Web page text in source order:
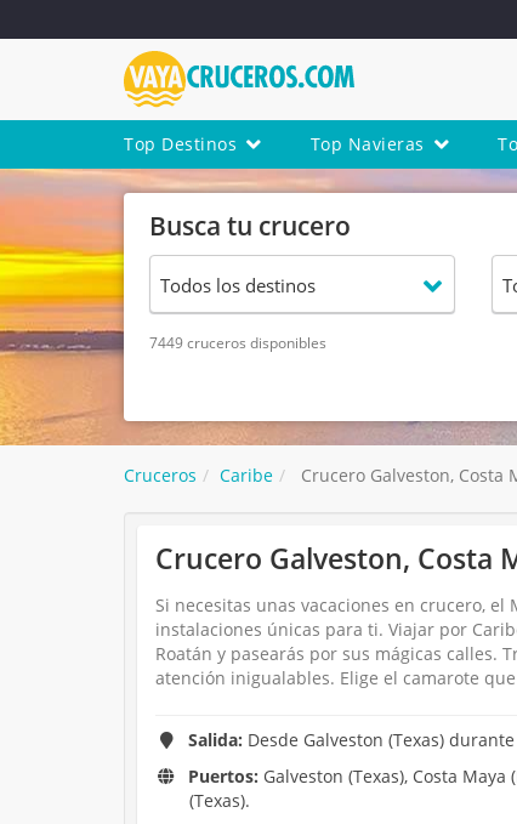
Top Destinos Top Navieras
Busca tu crucero
7449 cruceros disponibles
Cruceros Caribe Crucero Galveston, Costa
Crucero Galveston, Costa
Si necesitas unas vacaciones en crucero,
instalaciones únicas para ti. Viajar por
Roatán y pasearás por sus mágicas calles.
atención inigualables. Elige el camarote
Salida: Desde Galveston (Texas)
Puertos: Galveston (Texas), Costa
(Texas).